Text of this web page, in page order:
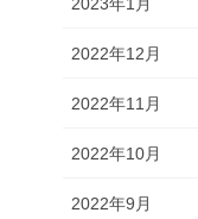
2022年12月
2022年11月
2022年10月
2022年9月